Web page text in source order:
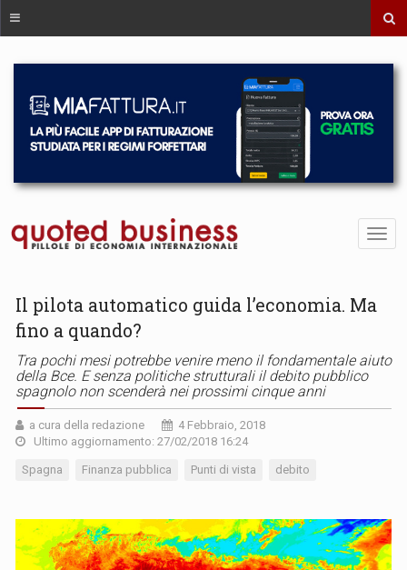
Il pilota automatico guida l’economia. Ma
fino a quando?
Tra pochi mesi potrebbe venire meno il fondamentale aiuto
della Bce. E senza politiche strutturali il debito pubblico
spagnolo non scenderà nei prossimi cinque anni
a cura della redazione
4 Febbraio, 2018
Ultimo aggiornamento: 27/02/2018 16:24
Spagna Finanza pubblica Punti di vista debito